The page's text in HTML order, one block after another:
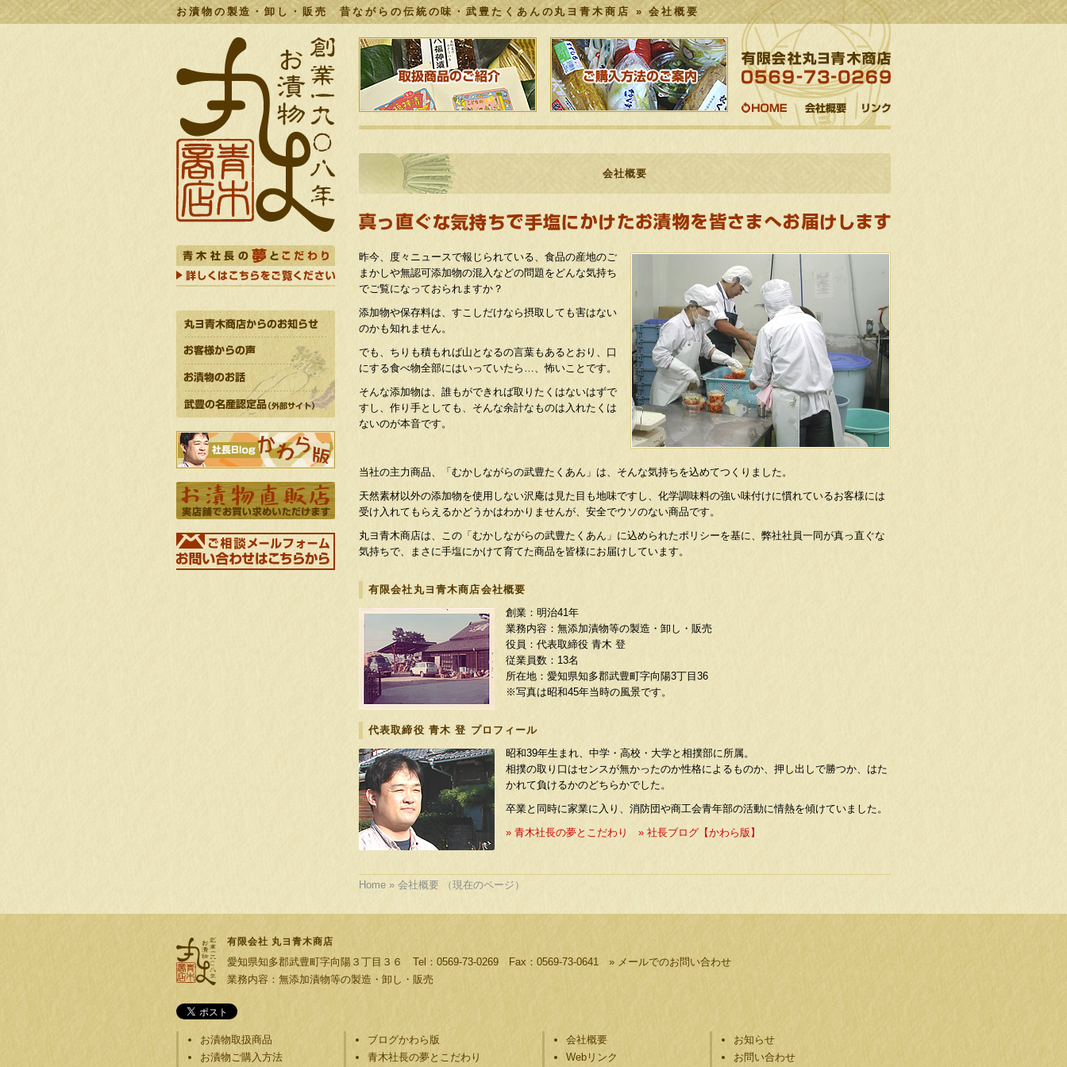
お漬物の製造・卸し・販売 昔ながらの伝統の味・武豊たくあんの丸ヨ青木商店 » 会社概要
会社概要
昨今、度々ニュースで報じられている、食品の産地のご
まかしや無認可添加物の混入などの問題をどんな気持ち
でご覧になっておられますか？
添加物や保存料は、すこしだけなら摂取しても害はない
のかも知れません。
でも、ちりも積もれば山となるの言葉もあるとおり、口
にする食べ物全部にはいっていたら…、怖いことです。
そんな添加物は、誰もができれば取りたくはないはずで
すし、作り手としても、そんな余計なものは入れたくは
ないのが本音です。
当社の主力商品、「むかしながらの武豊たくあん」は、そんな気持ちを込めてつくりました。
天然素材以外の添加物を使用しない沢庵は見た目も地味ですし、化学調味料の強い味付けに慣れているお客様には
受け入れてもらえるかどうかはわかりませんが、安全でウソのない商品です。
丸ヨ青木商店は、この「むかしながらの武豊たくあん」に込められたポリシーを基に、弊社社員一同が真っ直ぐな
気持ちで、まさに手塩にかけて育てた商品を皆様にお届けしています。
有限会社丸ヨ青木商店会社概要
創業：明治41年
業務内容：無添加漬物等の製造・卸し・販売
役員：代表取締役 青木 登
従業員数：13名
所在地：愛知県知多郡武豊町字向陽3丁目36
※写真は昭和45年当時の風景です。
代表取締役 青木 登 プロフィール
昭和39年生まれ、中学・高校・大学と相撲部に所属。
相撲の取り口はセンスが無かったのか性格によるものか、押し出しで勝つか、はた
かれて負けるかのどちらかでした。
卒業と同時に家業に入り、消防団や商工会青年部の活動に情熱を傾けていました。
» 青木社長の夢とこだわり
» 社長ブログ【かわら版】
Home » 会社概要 （現在のページ）
有限会社 丸ヨ青木商店
愛知県知多郡武豊町字向陽３丁目３６ Tel：0569-73-0269 Fax：0569-73-0641 » メールでのお問い合わせ
業務内容：無添加漬物等の製造・卸し・販売
お漬物取扱商品
お漬物ご購入方法
ブログかわら版
青木社長の夢とこだわり
会社概要
Webリンク
お知らせ
お問い合わせ